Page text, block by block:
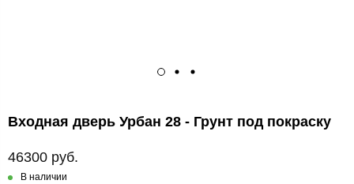
Входная дверь Урбан 28 - Грунт под покраску
46300 руб.
В наличии